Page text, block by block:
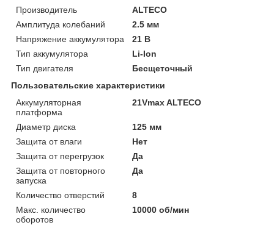
Производитель
ALTECO
Амплитуда колебаний
2.5 мм
Напряжение аккумулятора
21 В
Тип аккумулятора
Li-Ion
Тип двигателя
Бесщеточный
Пользовательские характеристики
Аккумуляторная
платформа
21Vmax ALTECO
Диаметр диска
125 мм
Защита от влаги
Нет
Защита от перегрузок
Да
Защита от повторного
запуска
Да
Количество отверстий
8
Макс. количество
оборотов
10000 об/мин